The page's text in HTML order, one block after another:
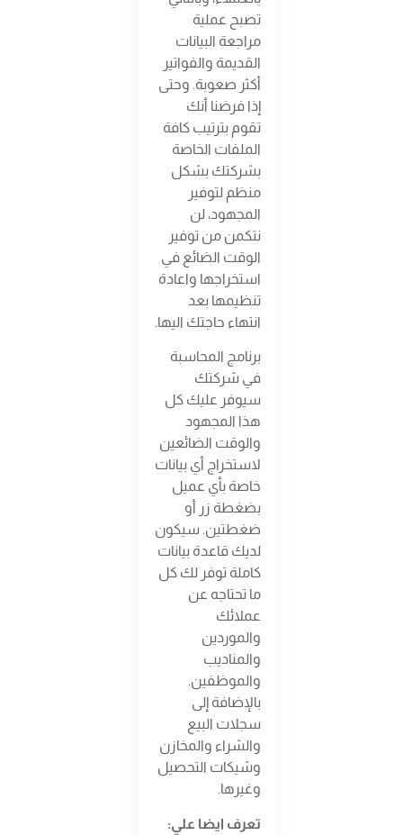
تصبح عملية
مراجعة البيانات
القديمة والفواتير
أكثر صعوبة. وحتى
إذا فرضنا أنك
تقوم بترتيب كافة
الملفات الخاصة
بشركتك بشكل
منظم لتوفير
المجهود، لن
نتكمن من توفير
الوقت الضائع في
استخراجها واعادة
تنظيمها بعد
انتهاء حاجتك اليها.
برنامج المحاسبة
في شركتك
سيوفر عليك كل
هذا المجهود
والوقت الضائعين
لاستخراج أي بيانات
خاصة بأي عميل
بضغطة زر أو
ضغطتين. سيكون
لديك قاعدة بيانات
كاملة توفر لك كل
ما تحتاجه عن
عملائك
والموردين
والمناديب
والموظفين.
بالإضافة إلى
سجلات البيع
والشراء والمخازن
وشيكات التحصيل
وغيرها.
تعرف ايضا علي: